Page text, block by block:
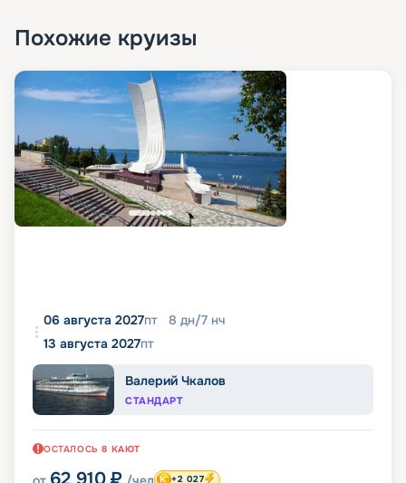
Похожие круизы
06 августа 2027пт 8 дн/7 нч
13 августа 2027пт
Валерий Чкалов
СТАНДАРТ
ОСТАЛОСЬ 8 КАЮТ
+2 027